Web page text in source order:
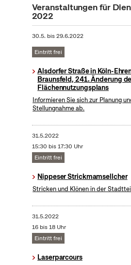
Veranstaltungen für
2022
30.5. bis29.6.2022
Eintritt frei
Alsdorfer Straße in Köln-
Braunsfeld, 241. Änderung
Flächennutzungsplans
Informieren Sie sich zur Planung
Stellungnahme ab.
31.5.2022
15:30 bis 17:30 Uhr
Eintritt frei
Nippeser Strickmamsellcher
Stricken und Klönen in der
31.5.2022
16 bis 18 Uhr
Eintritt frei
Laserparcours